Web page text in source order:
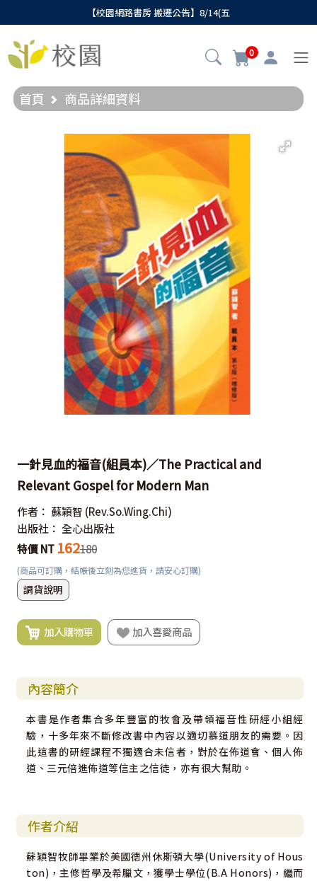
【校園網路書房 搬遷公告】8/14(五
0
首頁 商品詳細資料
一針見血的福音(組員本)／The Practical and
Relevant Gospel for Modern Man
作者： 蘇穎智 (Rev.So.Wing.Chi)
出版社： 全心出版社
特價 NT 162180
(商品可訂購，結帳後立刻為您進貨，請安心訂購)
調貨說明
加入購物車 加入喜愛商品
內容簡介
本書是作者集合多年豐富的牧會及帶領福音性研經小組經
驗，十多年來不斷修改書中內容以適切慕道朋友的需要。因
此這書的研經課程不獨適合未信者，對於在佈道會、個人佈
道、三元倍進佈道等信主之信徒，亦有很大幫助。
作者介紹
蘇穎智牧師畢業於美國德州休斯頓大學(University of Hous
ton)，主修哲學及希臘文，獲學士學位(B.A Honors)，繼而